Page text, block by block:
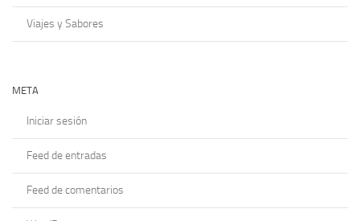
Viajes y Sabores
META
Iniciar sesión
Feed de entradas
Feed de comentarios